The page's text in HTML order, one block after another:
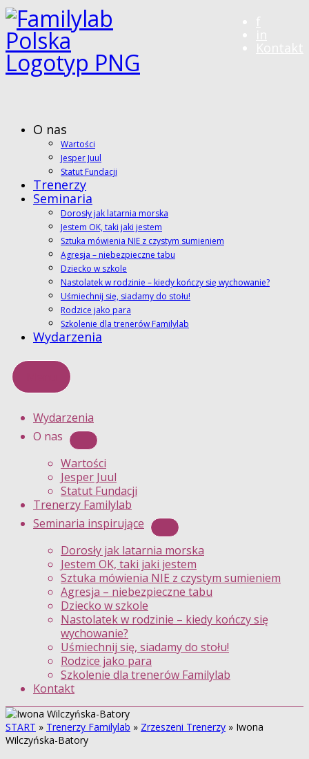
O nas
Wartości
Jesper Juul
Statut Fundacji
Trenerzy
Seminaria
Dorosły jak latarnia morska
Jestem OK, taki jaki jestem
Sztuka mówienia NIE z czystym sumieniem
Agresja – niebezpieczne tabu
Dziecko w szkole
Nastolatek w rodzinie – kiedy kończy się wychowanie?
Uśmiechnij się, siadamy do stołu!
Rodzice jako para
Szkolenie dla trenerów Familylab
Wydarzenia
Wydarzenia
O nas
Wartości
Jesper Juul
Statut Fundacji
Trenerzy Familylab
Seminaria inspirujące
Dorosły jak latarnia morska
Jestem OK, taki jaki jestem
Sztuka mówienia NIE z czystym sumieniem
Agresja – niebezpieczne tabu
Dziecko w szkole
Nastolatek w rodzinie – kiedy kończy się
wychowanie?
Uśmiechnij się, siadamy do stołu!
Rodzice jako para
Szkolenie dla trenerów Familylab
Kontakt
START » Trenerzy Familylab » Zrzeszeni Trenerzy » Iwona
Wilczyńska-Batory